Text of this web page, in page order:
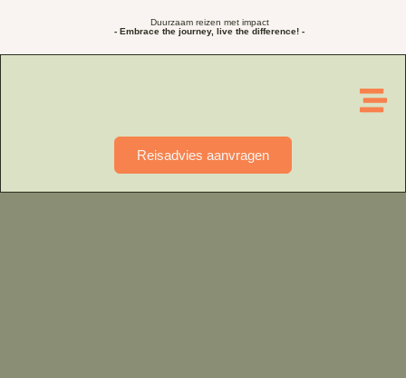
Duurzaam reizen met impact
- Embrace the journey, live the difference! -
Reisadvies aanvragen